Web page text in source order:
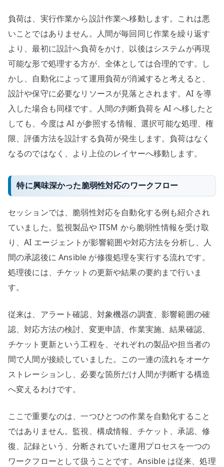
負荷は、実行作業から設計作業へ移動します。これは悪
いことではありません。人間が毎回同じ作業を繰り返す
より、最初に設計へ負荷をかけ、以後はシステムが再現
可能な形で処理する方が、全体としては合理的です。し
かし、自動化によって運用負荷が消滅すると考えると、
設計や保守に必要なリソースが見落とされます。AI を導
入した場合も同様です。人間の判断負荷を AI へ移したと
しても、今度は AI が参照する情報、選択可能な処理、権
限、評価方法を設計する負荷が発生します。負荷はなく
なるのではなく、より上位のレイヤーへ移動します。
特に興味深かった脆弱性対応のワークフロー
セッションでは、脆弱性対応を自動化する例も紹介され
ていました。監視製品や ITSM から脆弱性情報を受け取
り、AI エージェントが影響範囲や対応方法を分析し、人
間の承認後に Ansible が修復処理を実行する流れです。
処理後には、チケットの更新や結果の要約まで行いま
す。
従来は、アラート確認、対象機器の調査、影響範囲の確
認、対応方法の検討、変更申請、作業実施、結果確認、
チケット更新という工程を、それぞれの製品や担当者の
間で人間が接続していました。この一連の流れをオーケ
ストレーションし、必要な箇所だけ人間が判断する構造
へ変えるわけです。
ここで重要なのは、一つひとつの作業を自動化すること
ではありません。監視、構成情報、チケット、承認、修
復、記録という、分断されていた運用プロセスを一つの
ワークフローとして扱うことです。Ansible は従来、処理